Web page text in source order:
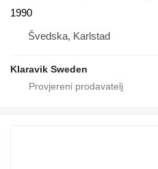
1990
Švedska, Karlstad
Klaravik Sweden